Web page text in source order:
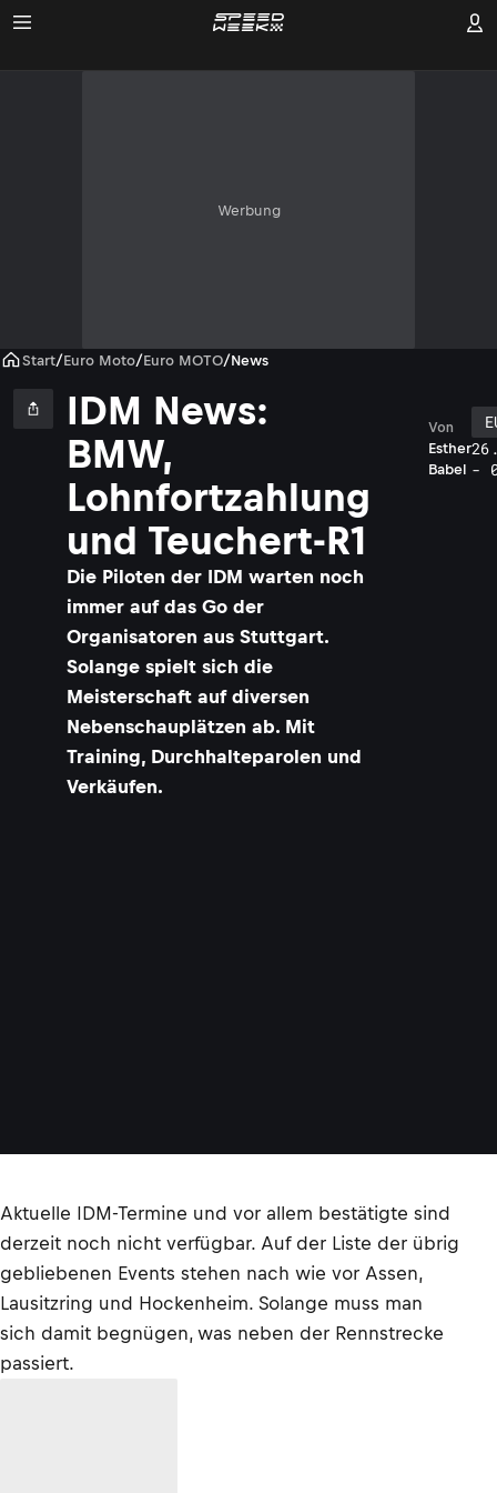
Werbung
Start/Euro Moto/Euro MOTO/News
IDM News:
BMW,
Lohnfortzahlung
und Teuchert-R1
Die Piloten der IDM warten noch
immer auf das Go der
Organisatoren aus Stuttgart.
Solange spielt sich die
Meisterschaft auf diversen
Nebenschauplätzen ab. Mit
Training, Durchhalteparolen und
Verkäufen.
Esther
Babel
Von
-
Aktuelle IDM-Termine und vor allem bestätigte sind
derzeit noch nicht verfügbar. Auf der Liste der übrig
gebliebenen Events stehen nach wie vor Assen,
Lausitzring und Hockenheim. Solange muss man
sich damit begnügen, was neben der Rennstrecke
passiert.